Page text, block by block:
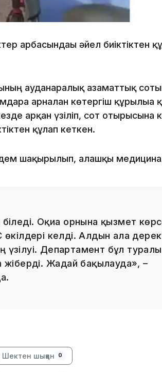
арбасындағы әйел биіктіктен
ауданаралық азаматтық
арналған көтергіш құрылғыға
арқан үзіліп, сот отырысына
құлап кеткен.
шақырылып, алғашқы
біледі. Оқиға орнына қызмет
келді. Алдын ала
үзілуі. Департамент бұл туралы
Жағдай бақылауда», –
Шектен шыққан 0